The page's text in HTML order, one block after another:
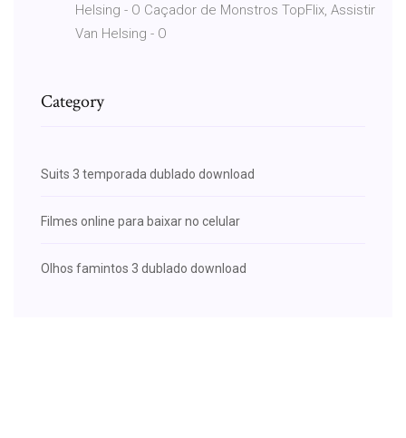
Helsing - O Caçador de Monstros TopFlix, Assistir
Van Helsing - O
Category
Suits 3 temporada dublado download
Filmes online para baixar no celular
Olhos famintos 3 dublado download